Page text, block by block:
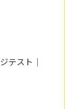
テスト｜